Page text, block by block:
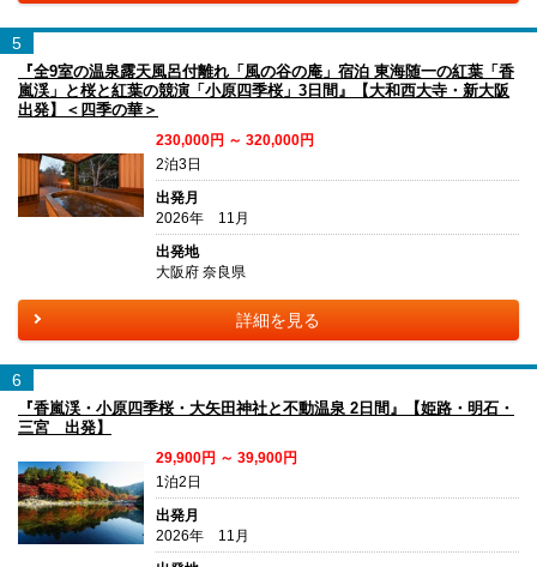
5
『全9室の温泉露天風呂付離れ「風の谷の庵」宿泊 東海随一の紅葉「香
嵐渓」と桜と紅葉の競演「小原四季桜」3日間』【大和西大寺・新大阪
出発】＜四季の華＞
230,000円 ～ 320,000円
2泊3日
出発月
2026年 11月
出発地
大阪府 奈良県
詳細を見る
6
『香嵐渓・小原四季桜・大矢田神社と不動温泉 2日間』【姫路・明石・
三宮 出発】
29,900円 ～ 39,900円
1泊2日
出発月
2026年 11月